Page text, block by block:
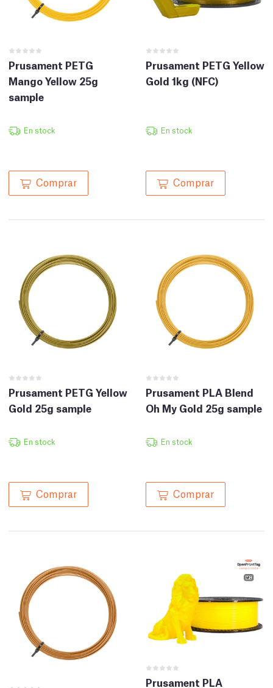
Prusament PETG
Mango Yellow 25g
sample
En stock
Comprar
Prusament PETG Yellow
Gold 1kg (NFC)
En stock
Comprar
Prusament PETG Yellow
Gold 25g sample
En stock
Comprar
Prusament PLA Blend
Oh My Gold 25g sample
En stock
Comprar
Prusament PLA